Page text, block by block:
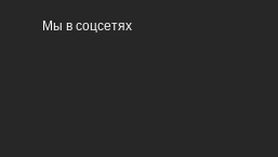
Мы в соцсетях